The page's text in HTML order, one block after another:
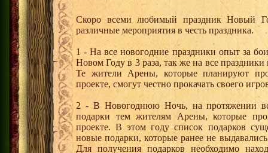
Скоро всеми любимый праздник Новый
различные мероприятия в честь праздника.
1 - На все новогодние праздники опыт за
Новом Году в 3 раза, так же на все праздники
Те жители Арены, которые планируют
проекте, смогут честно прокачать своего
2 - В Новогоднюю Ночь, на протяжении
подарки тем жителям Арены, которые
проекте. В этом году список подарков
новые подарки, которые ранее не
Для получения подарков необходимо